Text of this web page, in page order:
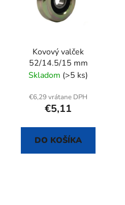
Kovový valček
52/14.5/15 mm
Skladom (>5 ks)
€6,29 vrátane DPH
€5,11
DO KOŠÍKA